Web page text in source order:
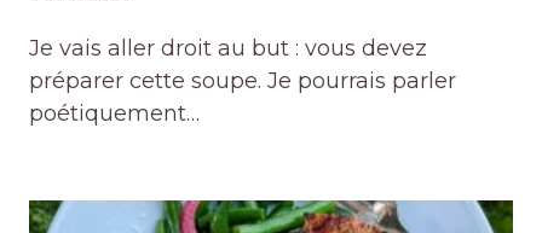
Je vais aller droit au but : vous devez
préparer cette soupe. Je pourrais parler
poétiquement…